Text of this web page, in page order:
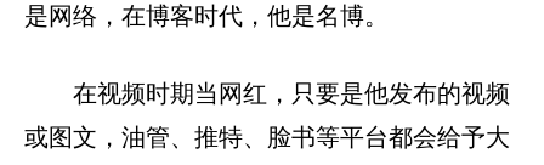
是网络，在博客时代，他是名博。
在视频时期当网红，只要是他发布的视频
或图文，油管、推特、脸书等平台都会给予大